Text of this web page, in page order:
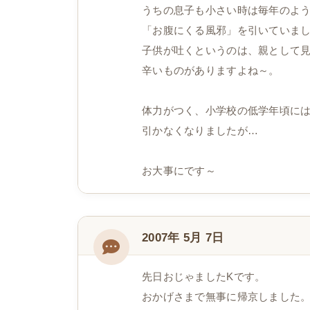
うちの息子も小さい時は毎年のよ
「お腹にくる風邪」を引いていまし
子供が吐くというのは、親として
辛いものがありますよね～。
体力がつく、小学校の低学年頃には
引かなくなりましたが…
お大事にです～
2007年 5月 7日
先日おじゃましたKです。
おかげさまで無事に帰京しました。